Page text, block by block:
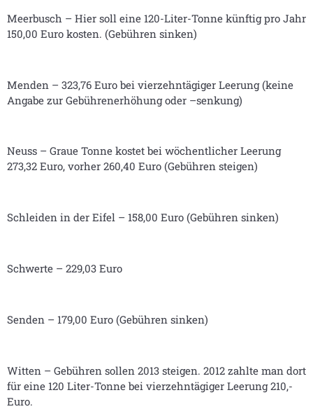
Meerbusch – Hier soll eine 120-Liter-Tonne künftig pro Jahr
150,00 Euro kosten. (Gebühren sinken)
Menden – 323,76 Euro bei vierzehntägiger Leerung (keine
Angabe zur Gebührenerhöhung oder –senkung)
Neuss – Graue Tonne kostet bei wöchentlicher Leerung
273,32 Euro, vorher 260,40 Euro (Gebühren steigen)
Schleiden in der Eifel – 158,00 Euro (Gebühren sinken)
Schwerte – 229,03 Euro
Senden – 179,00 Euro (Gebühren sinken)
Witten – Gebühren sollen 2013 steigen. 2012 zahlte man dort
für eine 120 Liter-Tonne bei vierzehntägiger Leerung 210,-
Euro.